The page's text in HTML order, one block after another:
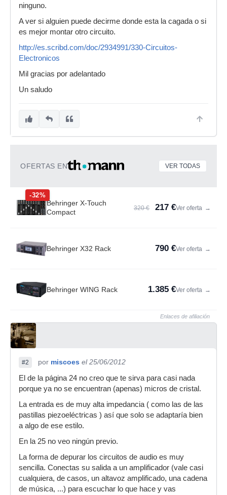
ninguno.
A ver si alguien puede decirme donde esta la cagada o si
es mejor montar otro circuito.
http://es.scribd.com/doc/2934991/330-Circuitos-
Electronicos
Mil gracias por adelantado
Un saludo
OFERTAS EN VER TODAS
-32%
Behringer X-Touch
Compact
320 € 217 €Ver oferta →
Behringer X32 Rack 790 €Ver oferta →
Behringer WING Rack 1.385 €Ver oferta →
Enlaces de afiliación
#2 por miscoes el 25/06/2012
El de la página 24 no creo que te sirva para casi nada
porque ya no se encuentran (apenas) micros de cristal.
La entrada es de muy alta impedancia ( como las de las
pastillas piezoeléctricas ) así que solo se adaptaría bien
a algo de ese estilo.
En la 25 no veo ningún previo.
La forma de depurar los circuitos de audio es muy
sencilla. Conectas su salida a un amplificador (vale casi
cualquiera, de casos, un altavoz amplificado, una cadena
de música, ...) para escuchar lo que hace y vas